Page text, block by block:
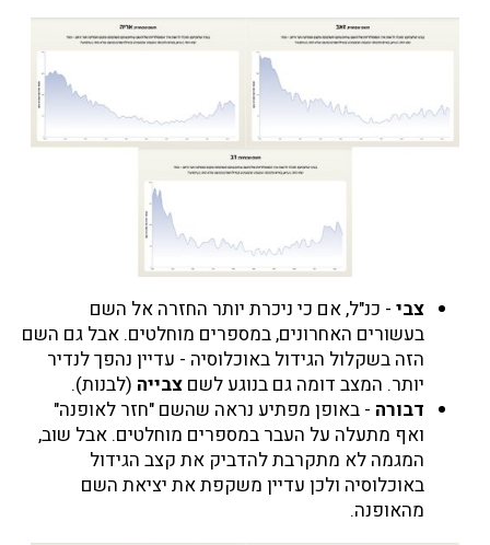
צבי - כנ"ל, אם כי ניכרת יותר החזרה אל השם
בעשורים האחרונים, במספרים מוחלטים. אבל גם השם
הזה בשקלול הגידול באוכלוסיה - עדיין נהפך לנדיר
יותר. המצב דומה גם בנוגע לשם צבייה (לבנות).
דבורה - באופן מפתיע נראה שהשם "חזר לאופנה"
ואף מתעלה על העבר במספרים מוחלטים. אבל שוב,
המגמה לא מתקרבת להדביק את קצב הגידול
באוכלוסיה ולכן עדיין משקפת את יציאת השם
מהאופנה.